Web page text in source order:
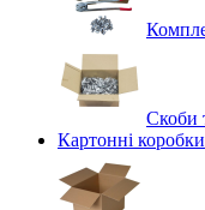
Скоби
Картонні коробки